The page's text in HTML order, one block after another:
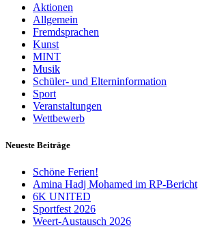
Aktionen
Allgemein
Fremdsprachen
Kunst
MINT
Musik
Schüler- und Elterninformation
Sport
Veranstaltungen
Wettbewerb
Neueste Beiträge
Schöne Ferien!
Amina Hadj Mohamed im RP-Bericht
6K UNITED
Sportfest 2026
Weert-Austausch 2026